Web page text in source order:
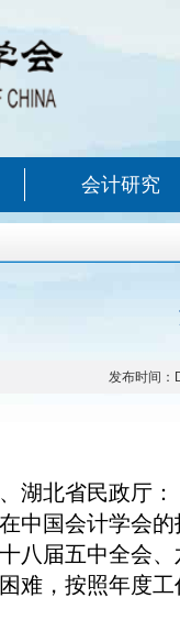
会计研究
发布时间：
湖北省民政厅：
中国会计学会
八届五中全会、
难，按照年度